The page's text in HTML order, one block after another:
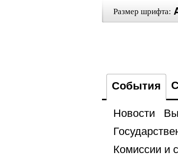
Размер шрифта:
События
Новости
Комиссии и